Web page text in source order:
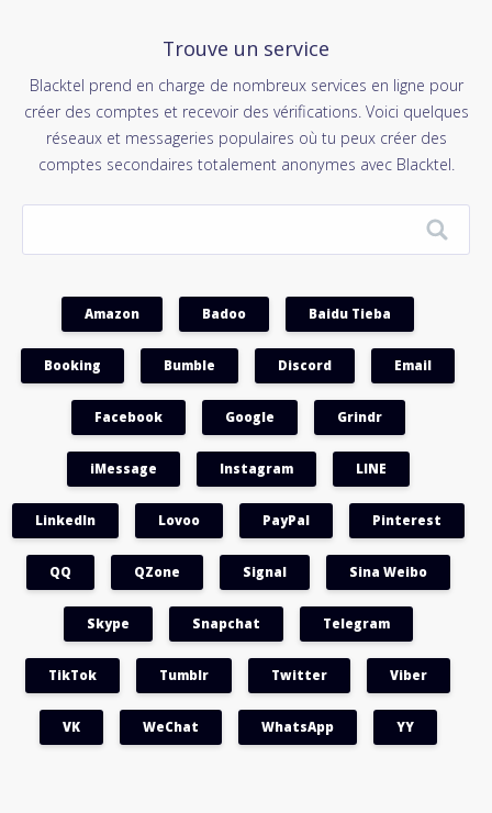
Trouve un service
Blacktel prend en charge de nombreux services en ligne pour
créer des comptes et recevoir des vérifications. Voici quelques
réseaux et messageries populaires où tu peux créer des
comptes secondaires totalement anonymes avec Blacktel.
Amazon Badoo Baidu Tieba
Booking Bumble Discord Email
Facebook Google Grindr
iMessage Instagram LINE
LinkedIn Lovoo PayPal Pinterest
QQ QZone Signal Sina Weibo
Skype Snapchat Telegram
TikTok Tumblr Twitter Viber
VK WeChat WhatsApp YY